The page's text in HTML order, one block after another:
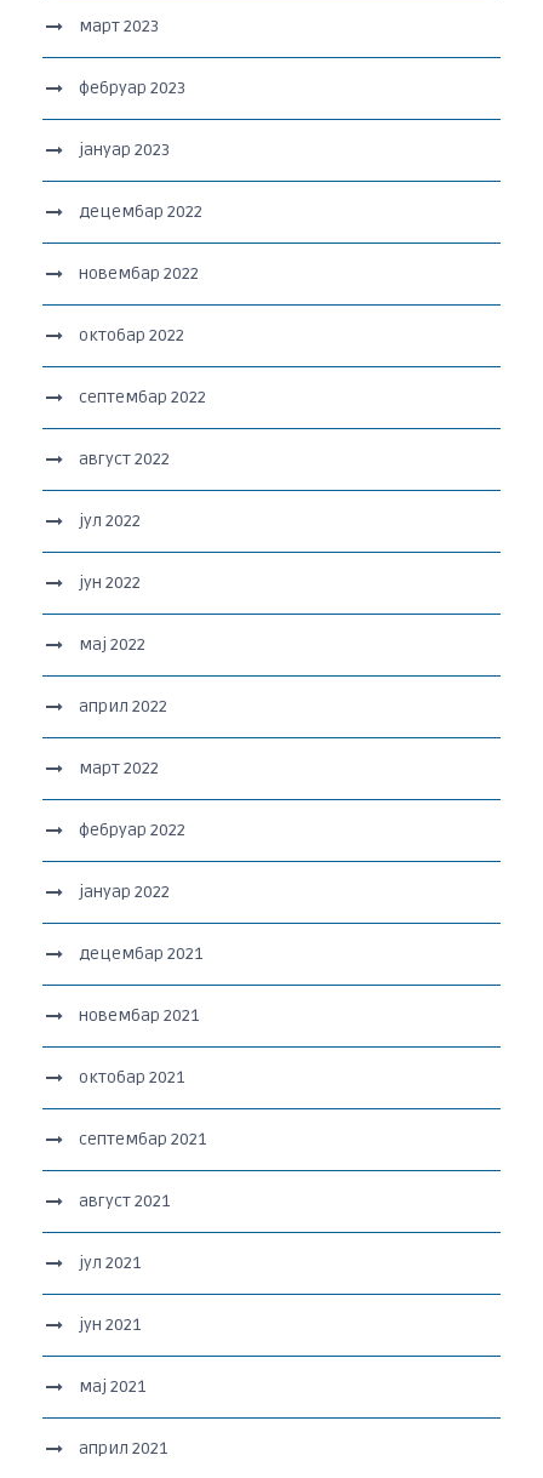
март 2023
фебруар 2023
јануар 2023
децембар 2022
новембар 2022
октобар 2022
септембар 2022
август 2022
јул 2022
јун 2022
мај 2022
април 2022
март 2022
фебруар 2022
јануар 2022
децембар 2021
новембар 2021
октобар 2021
септембар 2021
август 2021
јул 2021
јун 2021
мај 2021
април 2021